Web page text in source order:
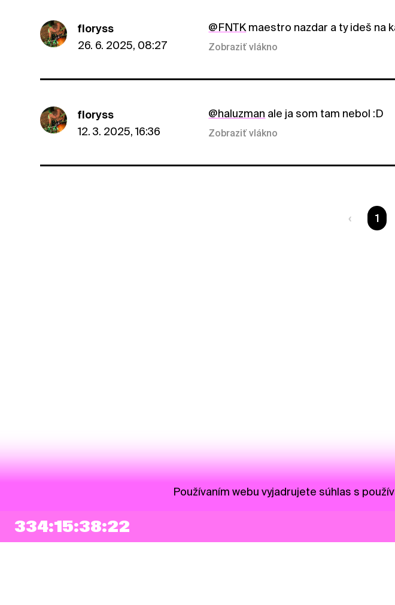
floryss
26. 6. 2025, 08:27
@FNTKmaestro nazdar a ty ideš na
Zobraziť vlákno
floryss
12. 3. 2025, 16:36
@haluzman ale ja som tam nebol :D
Zobraziť vlákno
Ste
1
334:15:38:22
Používaním webu vyjadrujete súhlas s